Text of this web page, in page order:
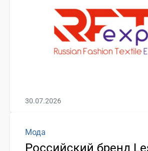
30.07.2026
Мода
Российский бренд